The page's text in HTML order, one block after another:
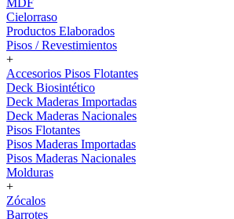
MDF
Cielorraso
Productos Elaborados
Pisos / Revestimientos
+
Accesorios Pisos Flotantes
Deck Biosintético
Deck Maderas Importadas
Deck Maderas Nacionales
Pisos Flotantes
Pisos Maderas Importadas
Pisos Maderas Nacionales
Molduras
+
Zócalos
Barrotes